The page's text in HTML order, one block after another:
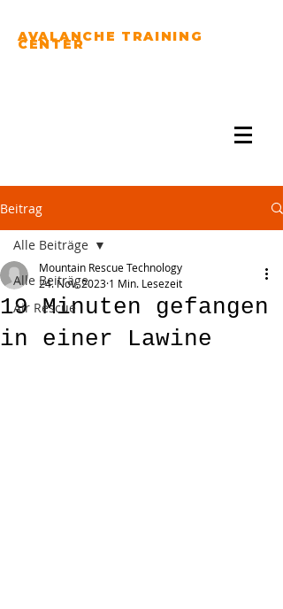
AVALANCHE TRAINING
CENTER
Beitrag
Alle Beiträge
Air Rescue
Alle Beiträge
19 Minuten gefangen
in einer Lawine
Mountain Rescue Technology
24. Nov. 2023 1 Min. Lesezeit